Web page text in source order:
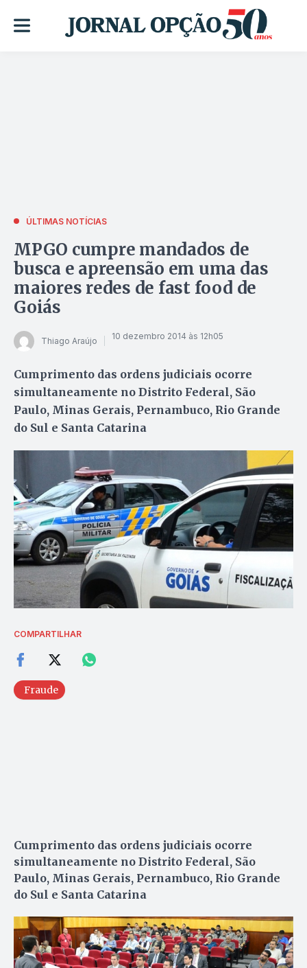
ÚLTIMAS NOTÍCIAS
MPGO cumpre mandados de
busca e apreensão em uma das
maiores redes de fast food de
Goiás
Thiago Araújo 10 dezembro 2014 às 12h05
Cumprimento das ordens judiciais ocorre
simultaneamente no Distrito Federal, São
Paulo, Minas Gerais, Pernambuco, Rio Grande
do Sul e Santa Catarina
COMPARTILHAR
Fraude
Cumprimento das ordens judiciais ocorre
simultaneamente no Distrito Federal, São
Paulo, Minas Gerais, Pernambuco, Rio Grande
do Sul e Santa Catarina